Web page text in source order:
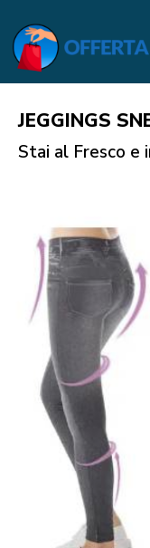
JEGGINGS
Stai al Fresco e